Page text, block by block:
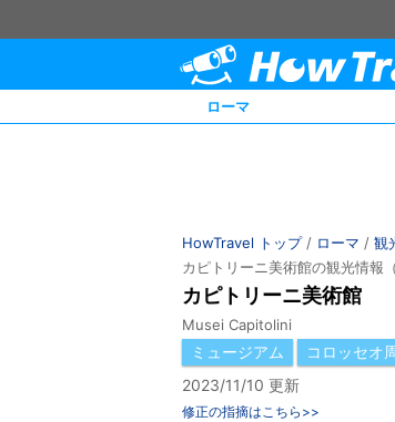
ローマ
HowTravel トップ/ ローマ / 観
カピトリーニ美術館の観光情報
カピトリーニ美術館
Musei Capitolini
ミュージアム
コロッセオ
2023/11/10 更新
修正の指摘はこちら>>